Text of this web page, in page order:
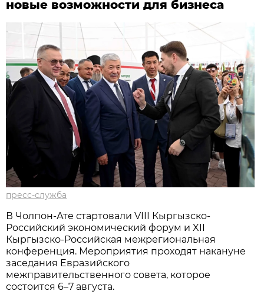
новые возможности для бизнеса
пресс-служба
В Чолпон-Ате стартовали VIII Кыргызско-
Российский экономический форум и XII
Кыргызско-Российская межрегиональная
конференция. Мероприятия проходят накануне
заседания Евразийского
межправительственного совета, которое
состоится 6–7 августа.